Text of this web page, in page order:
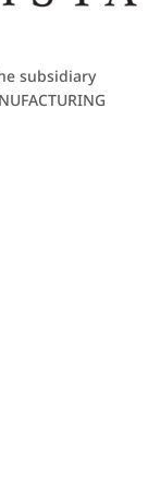
subsidiary